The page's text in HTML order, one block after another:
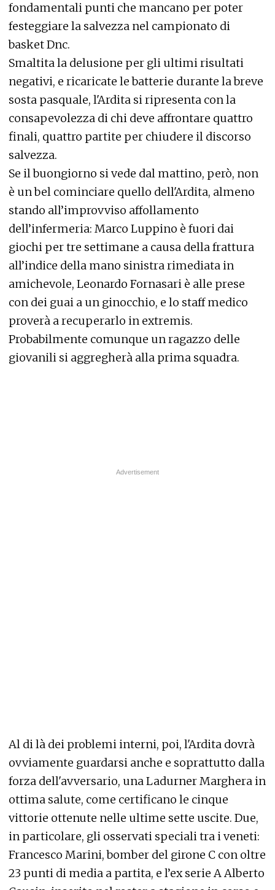
fondamentali punti che mancano per poter
festeggiare la salvezza nel campionato di
basket Dnc.
Smaltita la delusione per gli ultimi risultati
negativi, e ricaricate le batterie durante la breve
sosta pasquale, l'Ardita si ripresenta con la
consapevolezza di chi deve affrontare quattro
finali, quattro partite per chiudere il discorso
salvezza.
Se il buongiorno si vede dal mattino, però, non
è un bel cominciare quello dell'Ardita, almeno
stando all’improvviso affollamento
dell’infermeria: Marco Luppino è fuori dai
giochi per tre settimane a causa della frattura
all’indice della mano sinistra rimediata in
amichevole, Leonardo Fornasari è alle prese
con dei guai a un ginocchio, e lo staff medico
proverà a recuperarlo in extremis.
Probabilmente comunque un ragazzo delle
giovanili si aggregherà alla prima squadra.
Al di là dei problemi interni, poi, l'Ardita dovrà
ovviamente guardarsi anche e soprattutto dalla
forza dell'avversario, una Ladurner Marghera in
ottima salute, come certificano le cinque
vittorie ottenute nelle ultime sette uscite. Due,
in particolare, gli osservati speciali tra i veneti:
Francesco Marini, bomber del girone C con oltre
23 punti di media a partita, e l’ex serie A Alberto